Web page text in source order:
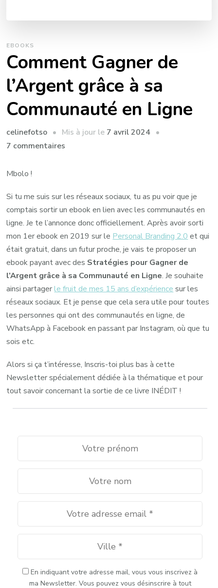
EBOOKS
Comment Gagner de
l’Argent grâce à sa
Communauté en Ligne
celinefotso Mis à jour le 7 avril 2024
7 commentaires
l’Argent
grâce
à
sa
Communauté
en
Ligne
Mbolo !
Si tu me suis sur les réseaux sociaux, tu as pu voir que je
comptais sortir un ebook en lien avec les communautés en
ligne. Je te l’annonce donc officiellement. Après avoir sorti
mon 1er ebook en 2019 sur le Personal Branding 2.0 et qui
était gratuit, dans un futur proche, je vais te proposer un
ebook payant avec des Stratégies pour Gagner de
l’Argent grâce à sa Communauté en Ligne. Je souhaite
ainsi partagerle fruit de mes 15 ans d’expérience sur les
réseaux sociaux. Et je pense que cela sera utile pour toutes
les personnes qui ont des communautés en ligne, de
WhatsApp à Facebook en passant par Instagram, où que tu
sois etc.
Alors si ça t’intéresse, Inscris-toi plus bas à cette
Newsletter spécialement dédiée à la thématique et pour
tout savoir concernant la sortie de ce livre INÉDIT !
En indiquant votre adresse mail, vous vous inscrivez à
ma Newsletter. Vous pouvez vous désinscrire à tout